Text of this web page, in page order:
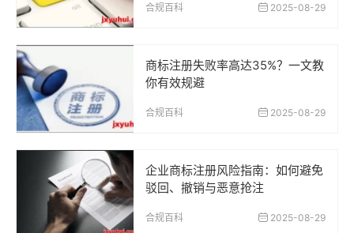
合规百科 2025-08-29
商标注册失败率高达35%？一文教
你有效规避
合规百科 2025-08-29
企业商标注册风险指南：如何避免
驳回、撤销与恶意抢注
合规百科 2025-08-29